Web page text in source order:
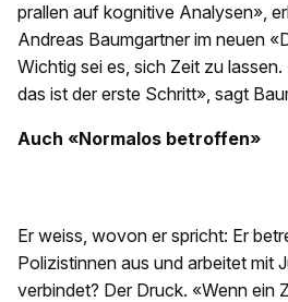
prallen auf kognitive Analysen»,
Andreas Baumgartner im neuen
Wichtig sei es, sich Zeit zu
das ist der erste Schritt», sagt
Auch «Normalos betroffen»
Er weiss, wovon er spricht: Er
Polizistinnen aus und arbeitet mit
verbindet? Der Druck. «Wenn ein